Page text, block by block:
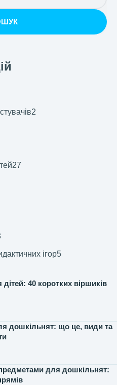
2
27
ігор5
40 коротких віршиків
дошкільнят: що це, види та
для дошкільнят: